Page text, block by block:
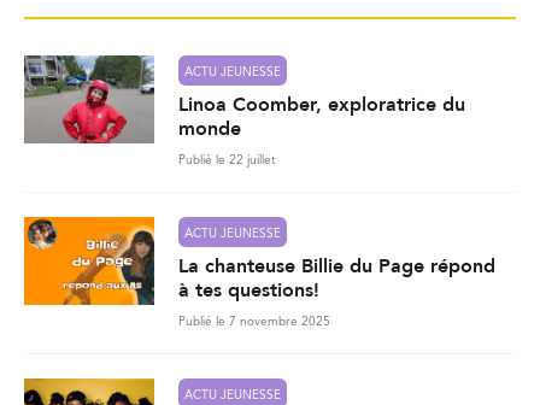
ACTU JEUNESSE
Linoa Coomber, exploratrice du
monde
Publié le 22 juillet
ACTU JEUNESSE
La chanteuse Billie du Page répond
à tes questions!
Publié le 7 novembre 2025
ACTU JEUNESSE